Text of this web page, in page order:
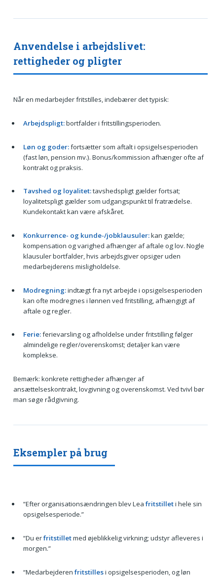
Anvendelse i arbejdslivet:
rettigheder og pligter
Når en medarbejder fritstilles, indebærer det typisk:
Arbejdspligt:bortfalder i fritstillingsperioden.
Løn og goder:fortsætter som aftalt i opsigelsesperioden
(fast løn, pension mv.). Bonus/kommission afhænger ofte af
kontrakt og praksis.
Tavshed og loyalitet:tavshedspligt gælder fortsat;
loyalitetspligt gælder som udgangspunkt til fratrædelse.
Kundekontakt kan være afskåret.
Konkurrence- og kunde-/jobklausuler:kan gælde;
kompensation og varighed afhænger af aftale og lov. Nogle
klausuler bortfalder, hvis arbejdsgiver opsiger uden
medarbejderens misligholdelse.
Modregning:indtægt fra nyt arbejde i opsigelsesperioden
kan ofte modregnes i lønnen ved fritstilling, afhængigt af
aftale og regler.
Ferie:ferievarsling og afholdelse under fritstilling følger
almindelige regler/overenskomst; detaljer kan være
komplekse.
Bemærk: konkrete rettigheder afhænger af
ansættelseskontrakt, lovgivning og overenskomst. Ved tvivl bør
man søge rådgivning.
Eksempler på brug
“Efter organisationsændringen blev Leafritstilleti hele sin
opsigelsesperiode.”
“Du erfritstilletmed øjeblikkelig virkning; udstyr afleveres i
morgen.”
“Medarbejderenfritstillesi opsigelsesperioden, og løn